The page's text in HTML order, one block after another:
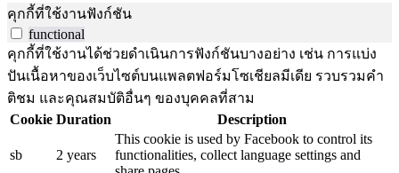
คุกกี้ที่ใช้งานฟังก์ชัน
functional
คุกกี้ที่ใช้งานได้ช่วยดำเนินการฟังก์ชันบางอย่าง เช่น การแบ่ง
ปันเนื้อหาของเว็บไซต์บนแพลตฟอร์มโซเชียลมีเดีย รวบรวมคำ
ติชม และคุณสมบัติอื่นๆ ของบุคคลที่สาม
Cookie Duration Description
sb 2 years
This cookie is used by Facebook to control its
functionalities, collect language settings and